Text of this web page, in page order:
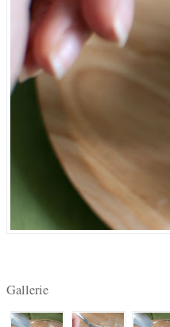
Gallerie